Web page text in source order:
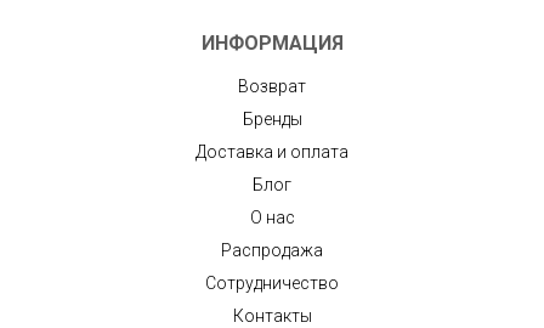
ИНФОРМАЦИЯ
Возврат
Бренды
Доставка и оплата
Блог
О нас
Распродажа
Сотрудничество
Контакты